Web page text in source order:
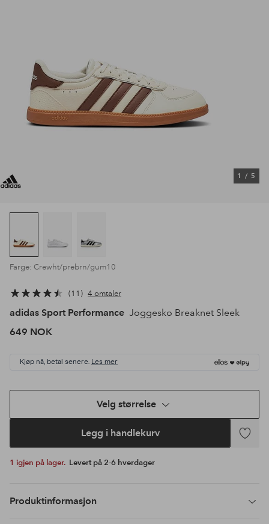
1 / 5
Farge: Crewht/prebrn/gum10
11 4 omtaler
adidas Sport Performance Joggesko Breaknet Sleek
649 NOK
Kjøp nå, betal senere. Les mer
Velg størrelse
Legg i handlekurv
Legg
1 igjen på lager. Levert på 2-6 hverdager
Produktinformasjon